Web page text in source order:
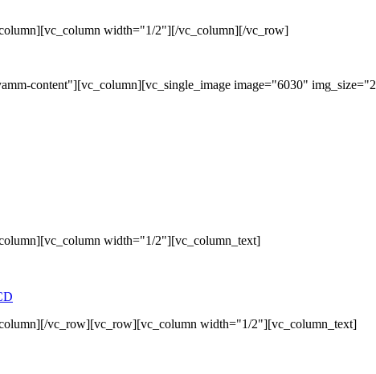
width="1/2"][/vc_column][/vc_row]
content"][vc_column][vc_single_image image="6030"
width="1/2"][vc_column_text]
vc_row][vc_row][vc_column width="1/2"][vc_column_text]